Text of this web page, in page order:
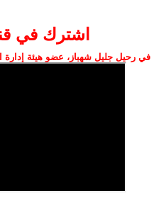
اشترك في
في رحيل جليل شهباز، عضو هيئة إدارة